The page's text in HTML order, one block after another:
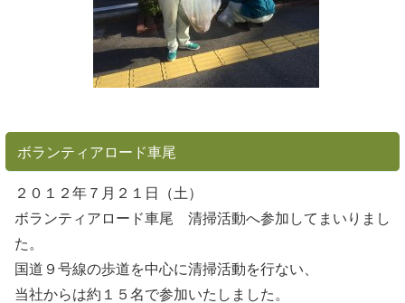
ボランティアロード車尾
２０１２年７月２１日（土）
ボランティアロード車尾 清掃活動へ参加してまいりまし
た。
国道９号線の歩道を中心に清掃活動を行ない、
当社からは約１５名で参加いたしました。